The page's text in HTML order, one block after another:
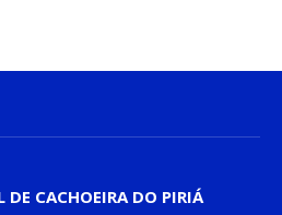
DE CACHOEIRA DO PIRIÁ